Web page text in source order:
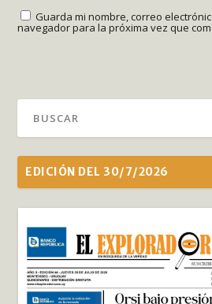
Guarda mi nombre, correo
navegador para la próxima vez que
EDICIÓN DEL 30/7/2026